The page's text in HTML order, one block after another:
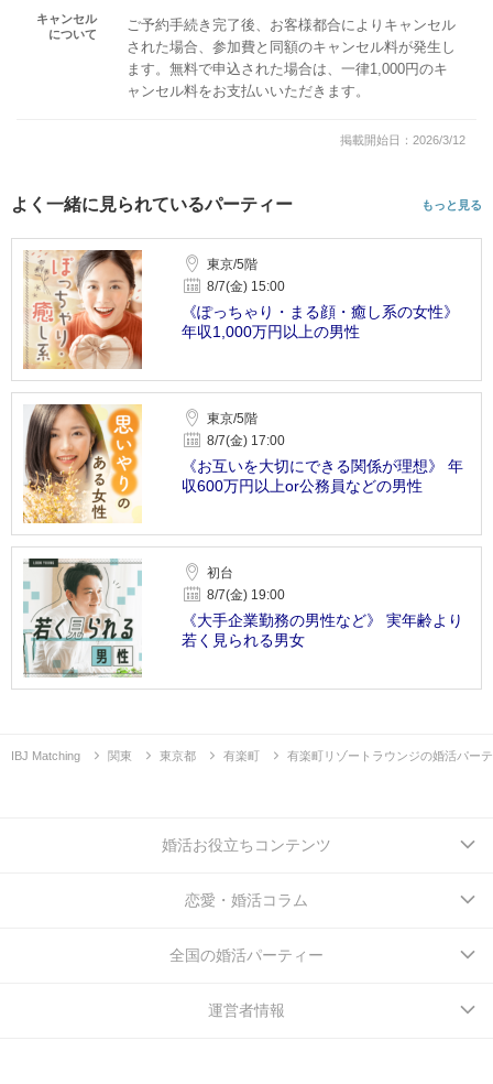
キャンセル
について
ご予約手続き完了後、お客様都合によりキャンセル
された場合、参加費と同額のキャンセル料が発生し
ます。無料で申込された場合は、一律1,000円のキ
ャンセル料をお支払いいただきます。
掲載開始日：2026/3/12
よく一緒に見られているパーティー もっと見る
東京/5階
8/7(金) 15:00
《ぽっちゃり・まる顔・癒し系の女性》
年収1,000万円以上の男性
東京/5階
8/7(金) 17:00
《お互いを大切にできる関係が理想》 年
収600万円以上or公務員などの男性
初台
8/7(金) 19:00
《大手企業勤務の男性など》 実年齢より
若く見られる男女
IBJ Matching 関東 東京都 有楽町 有楽町リゾートラウンジの婚活パー
婚活お役立ちコンテンツ
恋愛・婚活コラム
全国の婚活パーティー
運営者情報